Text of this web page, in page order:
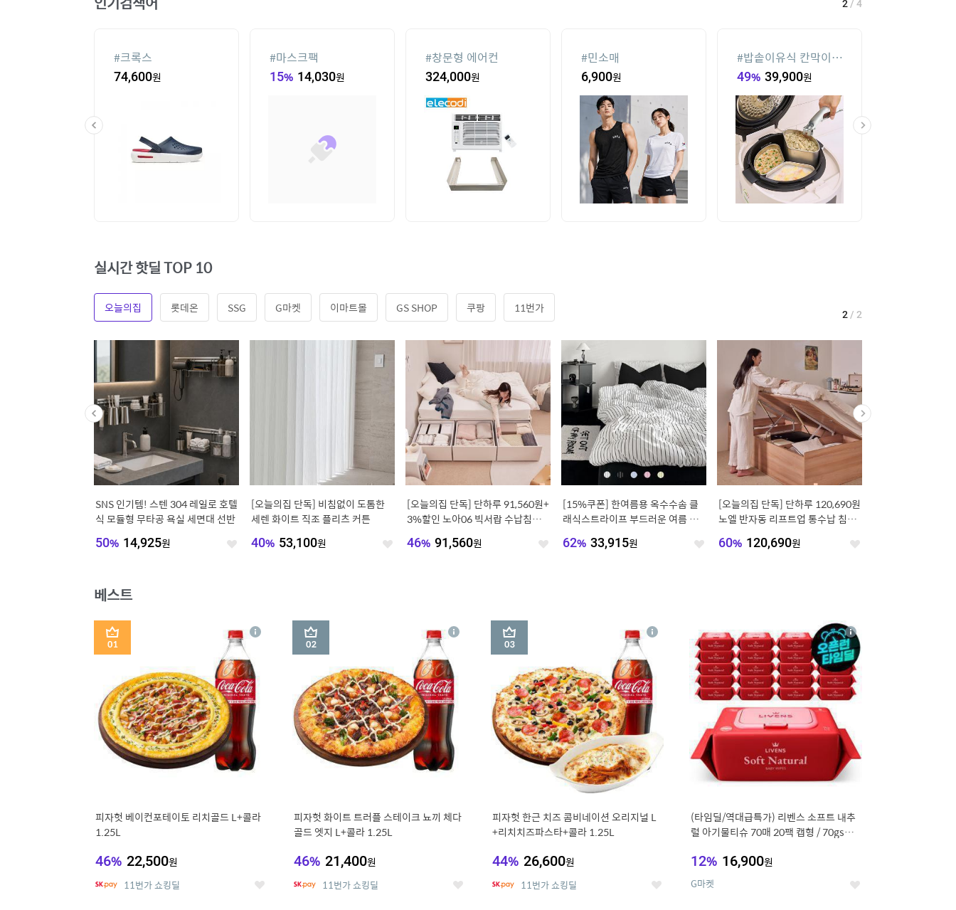
#크록스
74,600원
#마스크팩
15% 14,030원
#창문형 에어컨
324,000원
#민소매
6,900원
#밥솥이유식 칸막이
꿈비
49% 39,900원
2 / 4
실시간 핫딜 TOP 10
오늘의집 롯데온 SSG G마켓 이마트몰 GS SHOP 쿠팡 11번가
[오늘의집 단독] 단하루 120,690원
노엘 반자동 리프트업 통수납 침대
120,690원
[오늘의집단독] [쿠폰가 35.9만] 포
레스트 3/4인 기능성 워셔블 패브릭
359,000원 좋
[쿠폰가 5.4만] 로우슬립 저상형 침
대프레임 MS/S/SS/D/Q/K/LK (높
54,280 원 좋
[쿠폰가 8.9만] 토리 와이드 3단/5
단 서랍장 800/1000/1200 수납장
99,000 원 좋
[오늘의집 단독] 슬로우모닝 통풍냉
감 여름/간절기/사계절 차렵이불세
33,915 원 좋
[오늘의집 단독] 빈트 수납 시스템
터치/베이직 옷장 붙박이장 800 시
65,032
1 / 2
베스트
1
피자헛 베이컨포테이토 리치골드 L+콜라
1.25L
46% 22,500원
11번가 쇼킹딜 좋
상
2
피자헛 화이트 트러플 스테이크 뇨끼 체다
골드 엣지 L+콜라 1.25L
46% 21,400원
11번가 쇼킹딜 좋
상
3
피자헛 한근 치즈 콤비네이션 오리지널 L
+리치치즈파스타+콜라 1.25L
44% 26,600원
11번가 쇼킹딜 좋
상
(타임딜/역대급특가) 리벤스 소프트 내추
럴 아기물티슈 70매 20팩 캡형 / 70gsm
12% 16,900원
G마켓 좋
상
세